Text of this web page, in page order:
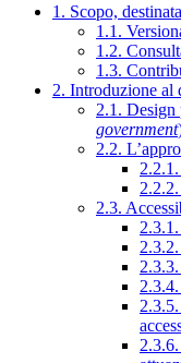
1. Scopo,
1.1.
1.2.
1.3.
2. Introduzione al
2.1. Design
government
2.2.
2.3.